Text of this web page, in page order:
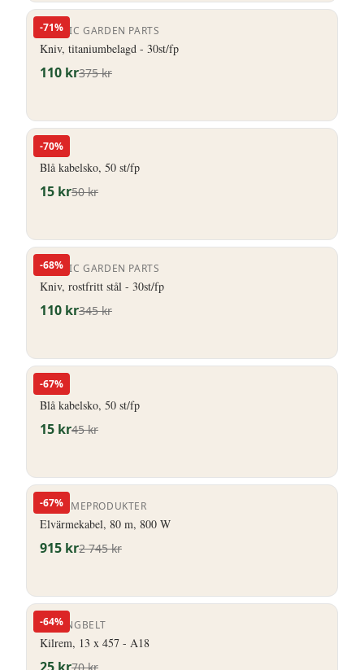
-71%
NORDIC GARDEN PARTS
Kniv, titaniumbelagd - 30st/fp
110 kr375kr
-70%
HERO
Blå kabelsko, 50 st/fp
15 kr50kr
-68%
NORDIC GARDEN PARTS
Kniv, rostfritt stål - 30st/fp
110 kr345kr
-67%
HERO
Blå kabelsko, 50 st/fp
15 kr45kr
-67%
ELVÄRMEPRODUKTER
Elvärmekabel, 80 m, 800 W
915 kr2 745kr
-64%
STRONGBELT
Kilrem, 13 x 457 - A18